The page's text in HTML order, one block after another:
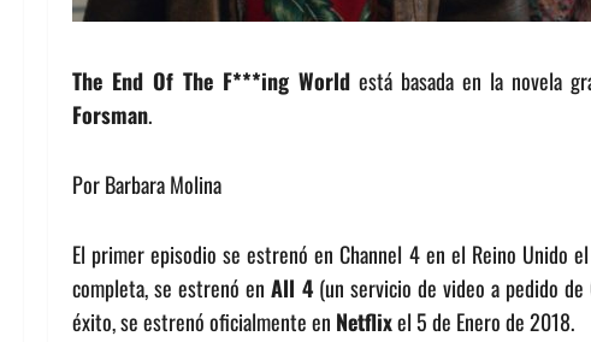
The End Of The F***ing Worldestá basada en la novela
Forsman.
Por Barbara Molina
El primer episodio se estrenó en Channel 4 en el Reino Unido
completa, se estrenó en All 4(un servicio de video a pedido de
éxito, se estrenó oficialmente en Netflixel 5 de Enero de 2018.